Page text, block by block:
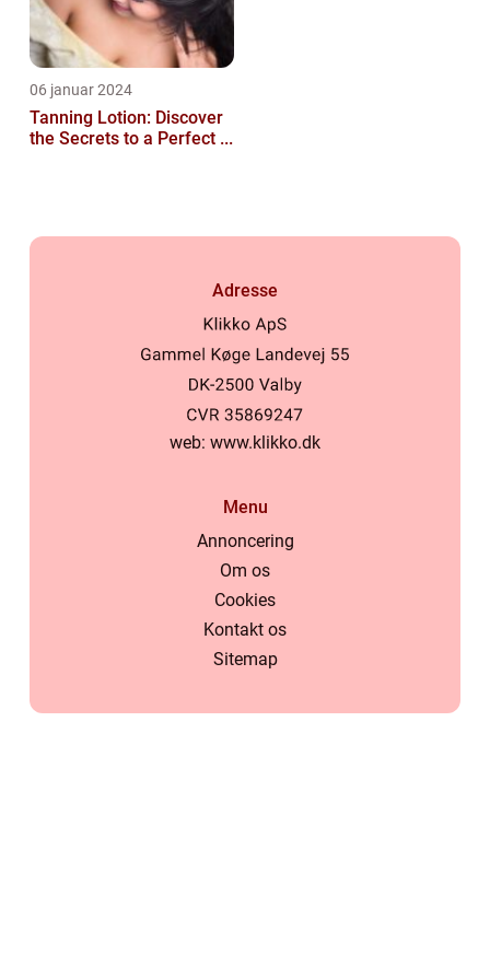
06 januar 2024
Tanning Lotion: Discover
the Secrets to a Perfect ...
Adresse
web: www.klikko.dk
Menu
Annoncering
Om os
Cookies
Kontakt os
Sitemap